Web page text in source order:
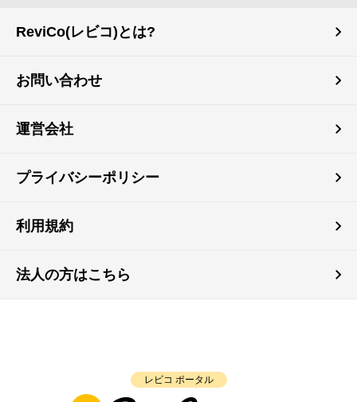
ReviCo(レビコ)とは?
お問い合わせ
運営会社
プライバシーポリシー
利用規約
法人の方はこちら
レビコ ポータル